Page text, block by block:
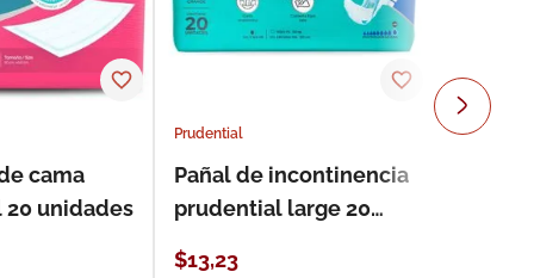
cama
unidades
Prudential
Pañal de incontinencia
prudential large 20
$13,23